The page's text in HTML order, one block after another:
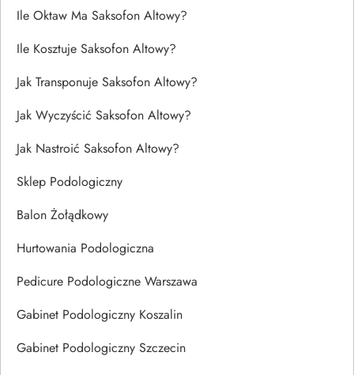
Ile Oktaw Ma Saksofon Altowy?
Ile Kosztuje Saksofon Altowy?
Jak Transponuje Saksofon Altowy?
Jak Wyczyścić Saksofon Altowy?
Jak Nastroić Saksofon Altowy?
Sklep Podologiczny
Balon Żołądkowy
Hurtowania Podologiczna
Pedicure Podologiczne Warszawa
Gabinet Podologiczny Koszalin
Gabinet Podologiczny Szczecin